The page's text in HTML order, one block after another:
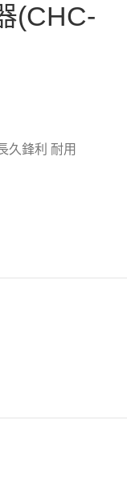
(CHC-
久鋒利 耐用